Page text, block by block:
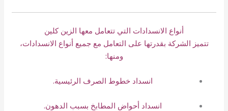
أنواع الانسدادات التي تتعامل معها الزين كلين
تتميز الشركة بقدرتها على التعامل مع جميع أنواع الانسدادات،
ومنها:
انسداد خطوط الصرف الرئيسية.
انسداد أحواض المطابخ بسبب الدهون.